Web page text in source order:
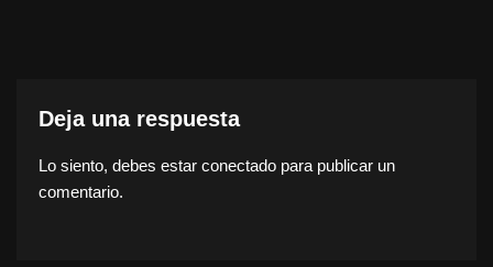
Deja una respuesta
Lo siento, debes estar conectado para publicar un
comentario.